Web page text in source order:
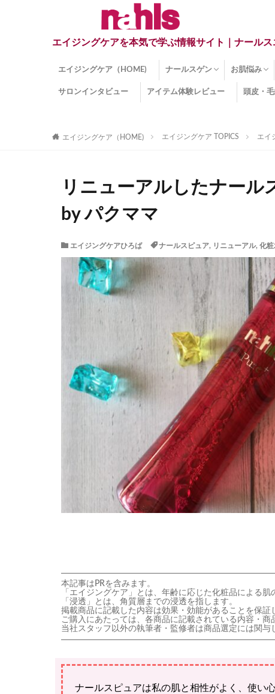
エイジングケアを本気で学ぶ情報サイト｜ナール
エイジングケア（HOME) ナールスゲン
ナールスゲンとは？
ナールスゲン関連成分
お肌悩み
インナード
くすみ
目の下のク
しみ
しわ
顔・頭皮の
ほうれい線
毛穴
手荒れ
乾燥肌
敏感肌
紫外線ダメ
薄毛
その他のお
サロンインタビュー アイテム体験レビュー 頭皮・
エイジングケア（HOME) エイジングケア TOPICS エイ
リニューアルしたナール
by パクママ
エイジングケアひろば ナールスピュア, リニューアル, 化粧
本記事はPRを含みます。
「エイジングケア」とは、年齢に応じた化粧品による肌
「浸透」とは、角質層までの浸透を指します。
掲載商品に記載した内容は効果・効能があることを保証
ご購入にあたっては、各商品に記載されている内容・商
当社スタッフ以外の執筆者・監修者は商品選定には関与
ナールスピュアは私の肌と相性がよく、使い